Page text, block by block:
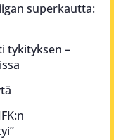
superkautta:
tykityksen –